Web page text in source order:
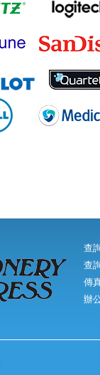
查
查
傳
辦